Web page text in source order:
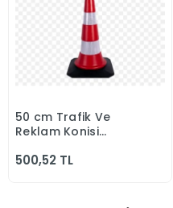
Sepete Ekle
50 cm Trafik Ve
Reklam Konisi
500,52 TL